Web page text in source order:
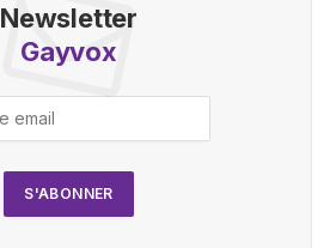
Newsletter
Gayvox